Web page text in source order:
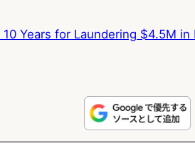
Years for Laundering $4.5M in